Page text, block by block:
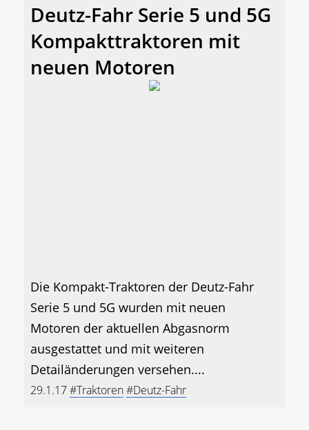
Deutz-Fahr Serie 5 und 5G
Kompakttraktoren mit
neuen Motoren
Die Kompakt-Traktoren der Deutz-Fahr
Serie 5 und 5G wurden mit neuen
Motoren der aktuellen Abgasnorm
ausgestattet und mit weiteren
Detailänderungen versehen....
29.1.17#Traktoren#Deutz-Fahr